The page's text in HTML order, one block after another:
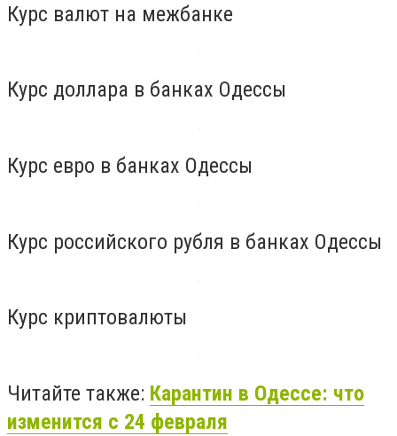
Курс валют на межбанке
Курс доллара в банках Одессы
Курс евро в банках Одессы
Курс российского рубля в банках Одессы
Курс криптовалюты
Читайте также: Карантин в Одессе: что
изменится с 24 февраля